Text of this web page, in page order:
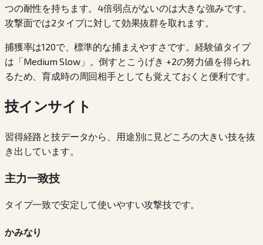
つの耐性を持ちます。4倍弱点がないのは大きな強みです。
攻撃面では2タイプに対して効果抜群を取れます。
捕獲率は120で、標準的な捕まえやすさです。経験値タイプ
は「Medium Slow」。倒すとこうげき +2の努力値を得られ
るため、育成時の周回相手としても覚えておくと便利です。
技インサイト
習得経路と技データから、用途別に見どころの大きい技を抜
き出しています。
主力一致技
タイプ一致で安定して使いやすい攻撃技です。
かみなり